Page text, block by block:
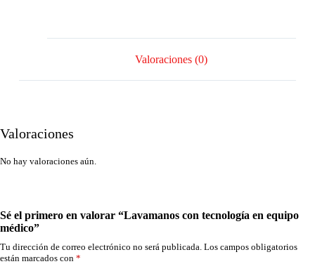
Valoraciones (0)
Valoraciones
No hay valoraciones aún.
Sé el primero en valorar “Lavamanos con tecnología en equipo
médico”
Tu dirección de correo electrónico no será publicada. Los campos obligatorios
están marcados con *